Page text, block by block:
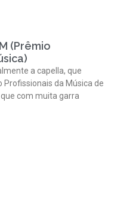
(Prêmio
a capella, que
Profissionais da Música de
com muita garra